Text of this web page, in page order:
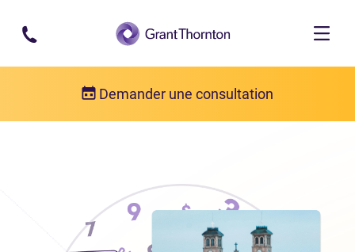
Passer au contenu principal
Demander une consultation